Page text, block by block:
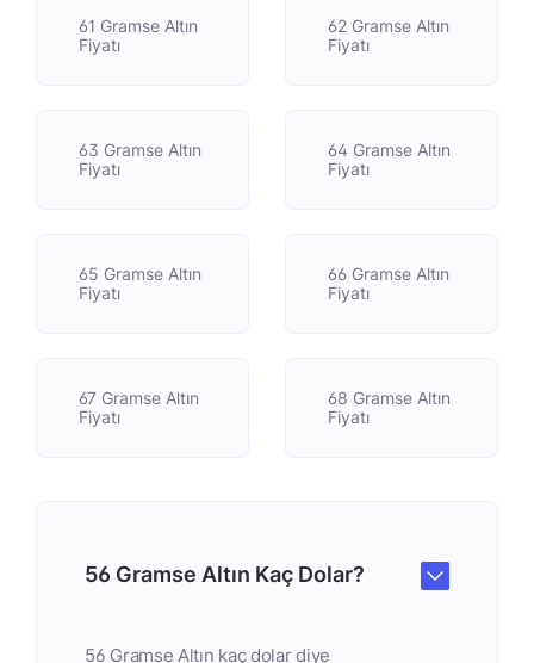
61 Gramse Altın
Fiyatı
62 Gramse Altın
Fiyatı
63 Gramse Altın
Fiyatı
64 Gramse Altın
Fiyatı
65 Gramse Altın
Fiyatı
66 Gramse Altın
Fiyatı
67 Gramse Altın
Fiyatı
68 Gramse Altın
Fiyatı
56 Gramse Altın Kaç Dolar?
56 Gramse Altın kaç dolar diye